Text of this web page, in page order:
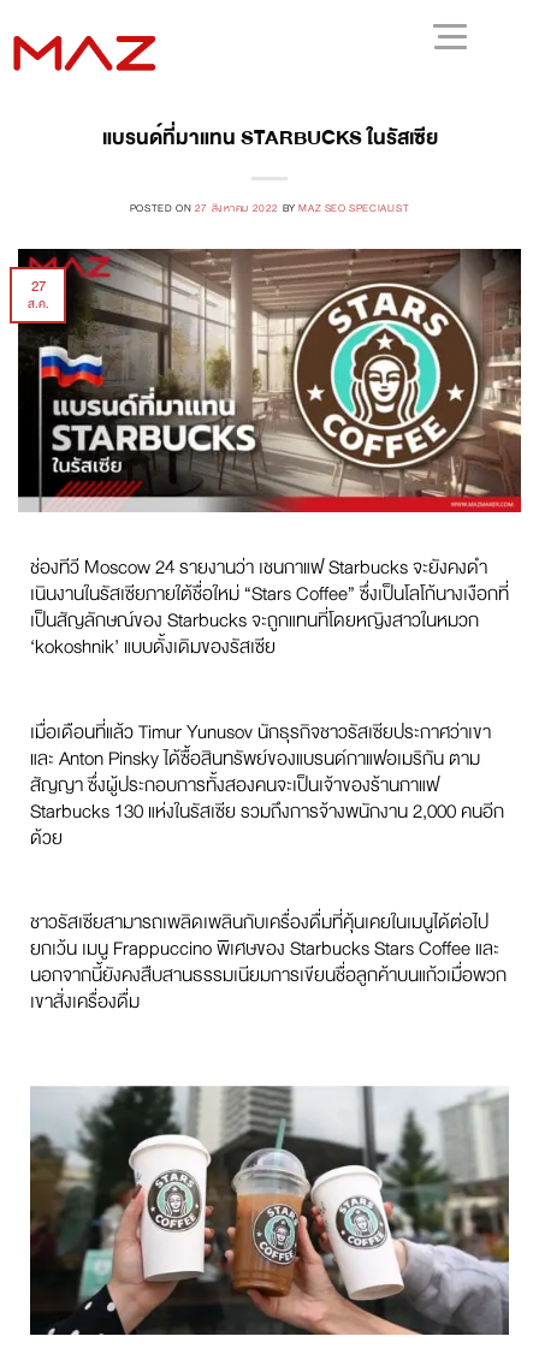
แบรนด์ที่มาแทน STARBUCKS ในรัสเซีย
POSTED ON 27 สิงหาคม 2022 BYMAZ SEO SPECIALIST
27
ส.ค.
ช่องทีวี Moscow 24 รายงานว่า เชนกาแฟ Starbucks จะยังคงดํา
เนินงานในรัสเซียภายใต้ชื่อใหม่ “Stars Coffee” ซึ่งเป็นโลโก้นางเงือกที่
เป็นสัญลักษณ์ของ Starbucks จะถูกแทนที่โดยหญิงสาวในหมวก
‘kokoshnik’ แบบดั้งเดิมของรัสเซีย
เมื่อเดือนที่แล้ว Timur Yunusov นักธุรกิจชาวรัสเซียประกาศว่าเขา
และ Anton Pinsky ได้ซื้อสินทรัพย์ของแบรนด์กาแฟอเมริกัน ตาม
สัญญา ซึ่งผู้ประกอบการทั้งสองคนจะเป็นเจ้าของร้านกาแฟ
Starbucks 130 แห่งในรัสเซีย รวมถึงการจ้างพนักงาน 2,000 คนอีก
ด้วย
ชาวรัสเซียสามารถเพลิดเพลินกับเครื่องดื่มที่คุ้นเคยในเมนูได้ต่อไป
ยกเว้น เมนู Frappuccino พิเศษของ Starbucks Stars Coffee และ
นอกจากนี้ยังคงสืบสานธรรมเนียมการเขียนชื่อลูกค้าบนแก้วเมื่อพวก
เขาสั่งเครื่องดื่ม